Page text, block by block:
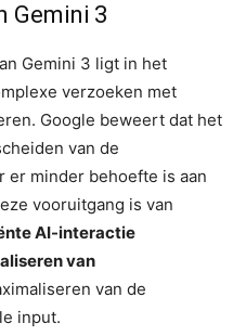
Gemini 3
Gemini 3 ligt in het
verzoeken met
Google beweert dat het
van de
minder behoefte is aan
vooruitgang is van
AI-interactie
van
van de
input.